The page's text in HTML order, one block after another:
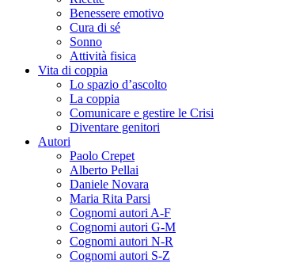
Benessere emotivo
Cura di sé
Sonno
Attività fisica
Vita di coppia
Lo spazio d’ascolto
La coppia
Comunicare e gestire le Crisi
Diventare genitori
Autori
Paolo Crepet
Alberto Pellai
Daniele Novara
Maria Rita Parsi
Cognomi autori A-F
Cognomi autori G-M
Cognomi autori N-R
Cognomi autori S-Z